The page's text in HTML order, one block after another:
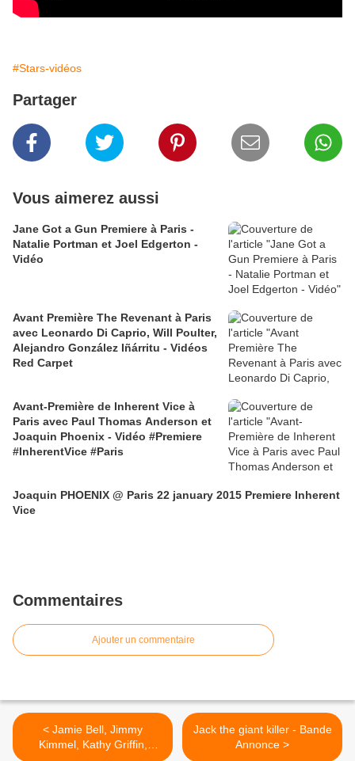
#Stars-vidéos
Partager
Vous aimerez aussi
Jane Got a Gun Premiere à Paris -
Natalie Portman et Joel Edgerton -
Vidéo
Avant Première The Revenant à Paris
avec Leonardo Di Caprio, Will Poulter,
Alejandro González Iñárritu - Vidéos
Red Carpet
Avant-Première de Inherent Vice à
Paris avec Paul Thomas Anderson et
Joaquin Phoenix - Vidéo #Premiere
#InherentVice #Paris
Joaquin PHOENIX @ Paris 22 january 2015 Premiere Inherent
Vice
Commentaires
Ajouter un commentaire
< Jamie Bell, Jimmy
Kimmel, Kathy Griffin,
Jack the giant killer - Bande
Annonce >